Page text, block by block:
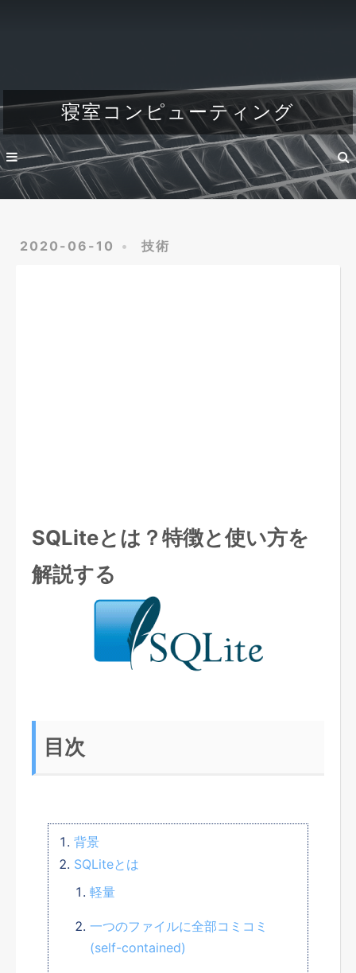
寝室コンピューティング
2020-06-10 技術
SQLiteとは？特徴と使い方を
解説する
目次
背景
SQLiteとは
軽量
一つのファイルに全部コミコミ
(self-contained)
Dev
Engineer's life